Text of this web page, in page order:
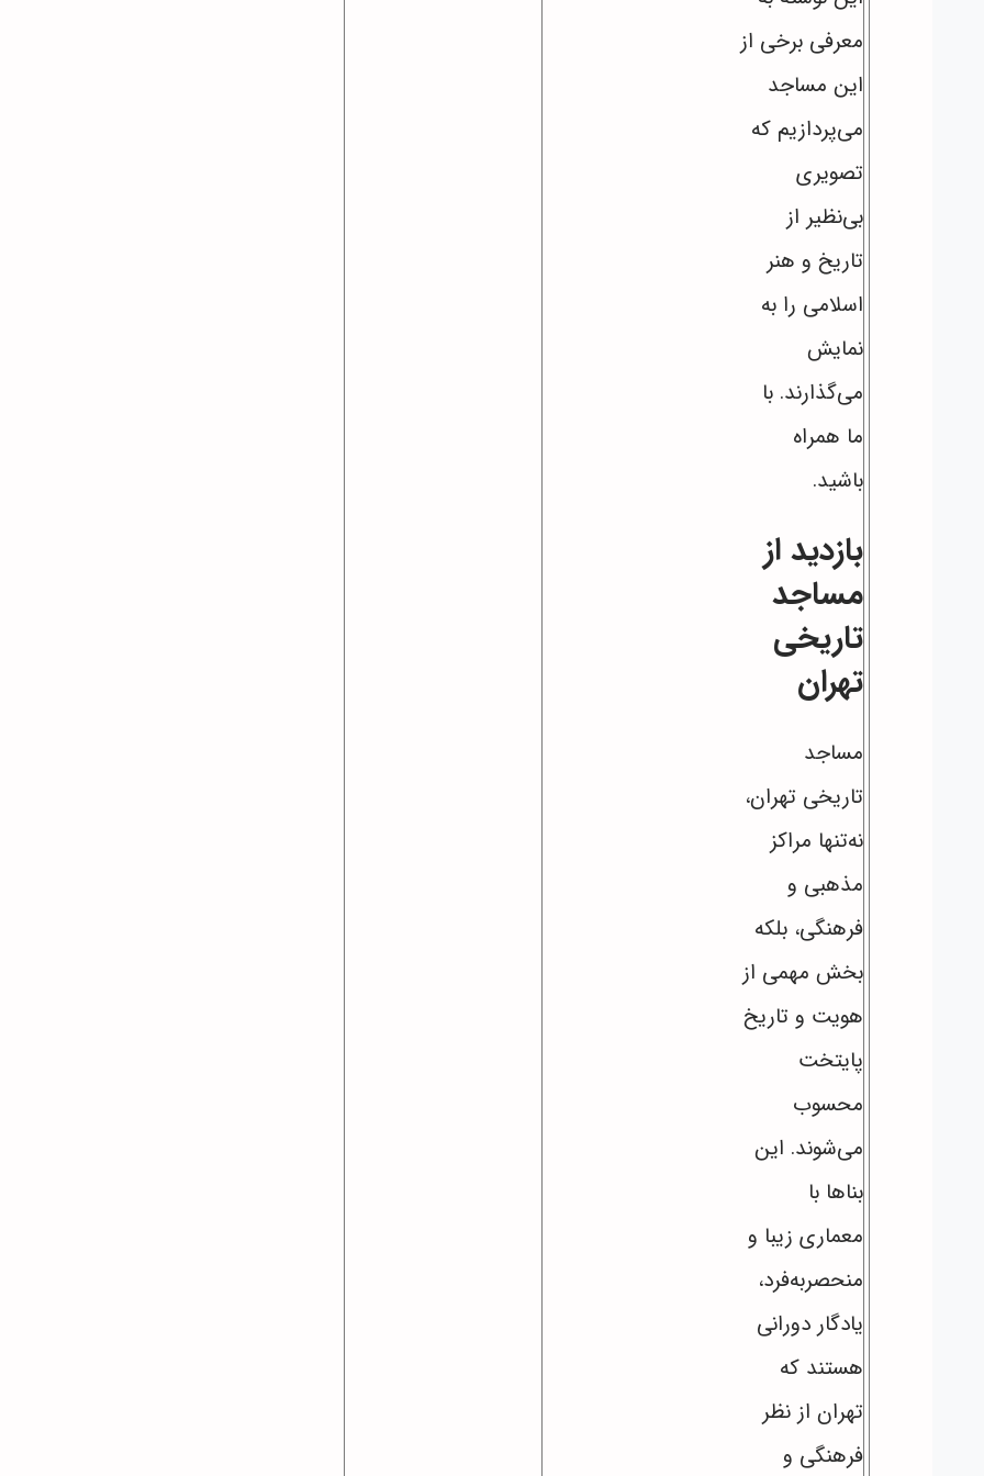
معرفی برخی از
این مساجد
می‌پردازیم که
تصویری
بی‌نظیر از
تاریخ و هنر
اسلامی را به
نمایش
می‌گذارند. با
ما همراه
باشید.
بازدید از
مساجد
تاریخی
تهران
مساجد
تاریخی تهران،
نه‌تنها مراکز
مذهبی و
فرهنگی، بلکه
بخش مهمی از
هویت و تاریخ
پایتخت
محسوب
می‌شوند. این
بناها با
معماری زیبا و
منحصربه‌فرد،
یادگار دورانی
هستند که
تهران از نظر
فرهنگی و